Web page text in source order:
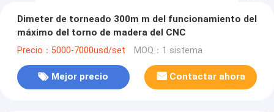
Dimeter de torneado 300m m del funcionamiento del
máximo del torno de madera del CNC
Precio：5000-7000usd/set MOQ：1 sistema
Mejor precio Contactar ahora